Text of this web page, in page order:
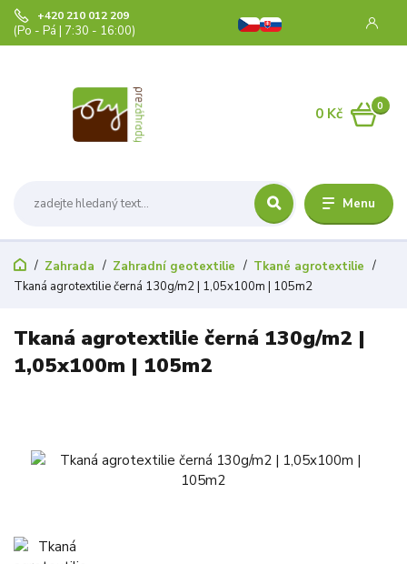
Menu
+420 210 012 209
(Po - Pá | 7:30 - 16:00)
0
0 Kč
Zahrada Zahradní geotextilie
Tkané agrotextilie
Tkaná agrotextilie černá 130g/m2 | 1,05x100m | 105m2
Tkaná agrotextilie černá 130g/m2 |
1,05x100m | 105m2